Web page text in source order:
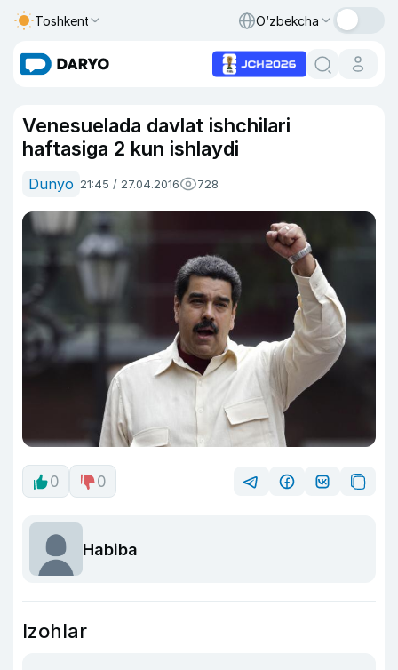
Toshkent O‘zbekcha
Venesuelada davlat ishchilari
haftasiga 2 kun ishlaydi
Dunyo 21:45 / 27.04.2016 728
0 0
Habiba
Izohlar